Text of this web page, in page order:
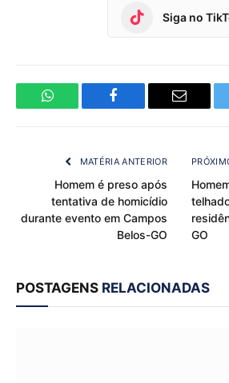
Siga no
WhatsApp Facebook Email
MATÉRIA ANTERIOR
Homem é preso após
tentativa de homicídio
durante evento em Campos
Belos-GO
GO
POSTAGENS RELACIONADAS